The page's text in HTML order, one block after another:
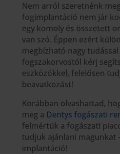
Nem arról szeretnénk
fogimplantáció nem jár
egy komoly és összetett
van szó. Éppen ezért
megbízható nagy
fogszakorvostól kérj
eszközökkel, felelősen
beavatkozást!
Korábban olvashattad,
meg a Dentys fogászati
felmértük a fogászati
tudjuk ajánlani magunkat
implantáció!